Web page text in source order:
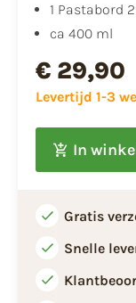
1 Pastabord
ca 400 ml
€ 29,90
Levertijd 1-3
In
Gratis
Snelle